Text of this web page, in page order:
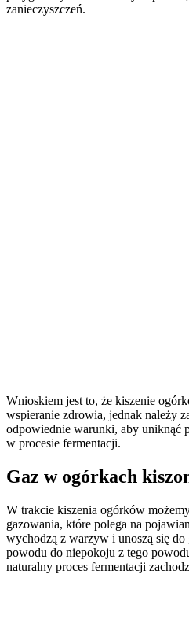
zanieczyszczeń.
Wnioskiem jest to, że kiszenie
wspieranie zdrowia, jednak należy
odpowiednie warunki, aby uniknąć
w procesie fermentacji.
Gaz w ogórkach
W trakcie kiszenia ogórków
gazowania, które polega na
wychodzą z warzyw i unoszą się do
powodu do niepokoju z tego
naturalny proces fermentacji